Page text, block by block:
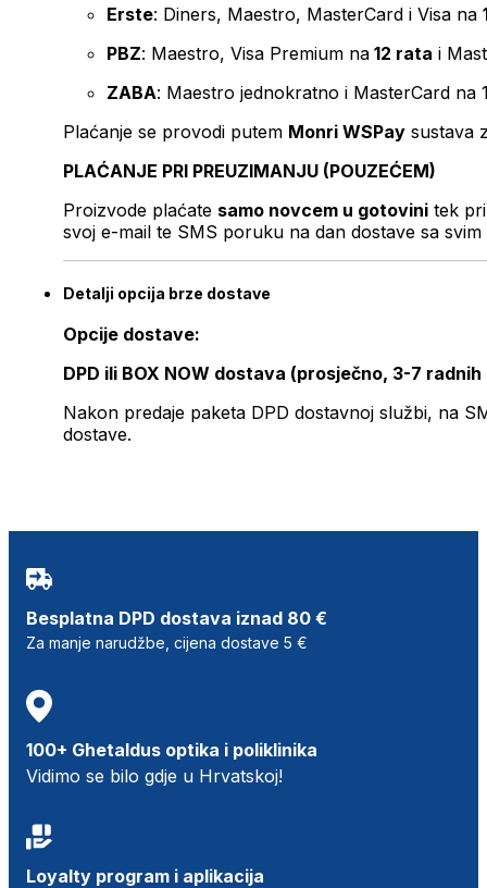
Erste: Diners, Maestro, MasterCard i Visa na
PBZ: Maestro, Visa Premium na 12 rata i
ZABA: Maestro jednokratno i MasterCard na
Plaćanje se provodi putem Monri WSPay sustava
PLAĆANJE PRI PREUZIMANJU (POUZEĆEM)
Proizvode plaćate samo novcem u gotovini tek
svoj e-mail te SMS poruku na dan dostave sa svim
Detalji opcija brze dostave
Opcije dostave:
DPD ili BOX NOW dostava (prosječno, 3-7 radnih
Nakon predaje paketa DPD dostavnoj službi, na
dostave.
Besplatna DPD dostava iznad 80 €
Za manje narudžbe, cijena dostave 5 €
100+ Ghetaldus optika i poliklinika
Vidimo se bilo gdje u Hrvatskoj!
Loyalty program i aplikacija